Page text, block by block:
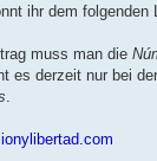
ihr dem folgenden
muss man die
es derzeit nur bei